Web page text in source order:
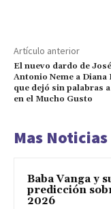
Artículo anterior
El nuevo dardo de José
Antonio Neme a Diana
que dejó sin palabras
en el Mucho Gusto
Mas Noticias
Baba Vanga y
predicción
2026